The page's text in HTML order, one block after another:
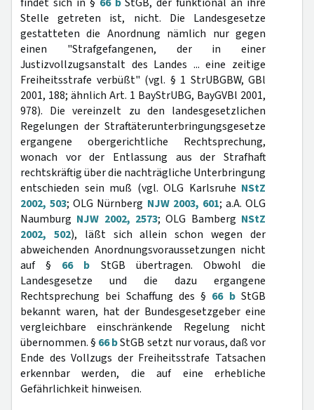
Stelle getreten ist, nicht. Die Landesgesetze
gestatteten die Anordnung nämlich nur gegen
einen "Strafgefangenen, der in einer
Justizvollzugsanstalt des Landes ... eine zeitige
Freiheitsstrafe verbüßt" (vgl. § 1 StrUBGBW, GBl
2001, 188; ähnlich Art. 1 BayStrUBG, BayGVBl 2001,
978). Die vereinzelt zu den landesgesetzlichen
Regelungen der Straftäterunterbringungsgesetze
ergangene obergerichtliche Rechtsprechung,
wonach vor der Entlassung aus der Strafhaft
rechtskräftig über die nachträgliche Unterbringung
entschieden sein muß (vgl. OLG Karlsruhe NStZ
2002, 503; OLG Nürnberg NJW 2003, 601; a.A. OLG
Naumburg NJW 2002, 2573; OLG Bamberg NStZ
2002, 502), läßt sich allein schon wegen der
abweichenden Anordnungsvoraussetzungen nicht
auf § 66 b StGB übertragen. Obwohl die
Landesgesetze und die dazu ergangene
Rechtsprechung bei Schaffung des § 66 bStGB
bekannt waren, hat der Bundesgesetzgeber eine
vergleichbare einschränkende Regelung nicht
übernommen. § 66 bStGB setzt nur voraus, daß vor
Ende des Vollzugs der Freiheitsstrafe Tatsachen
erkennbar werden, die auf eine erhebliche
Gefährlichkeit hinweisen.